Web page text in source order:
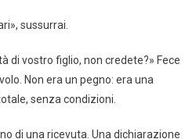
sussurrai.
di vostro figlio, non credete?» Fece
Non era un pegno: era una
senza condizioni.
di una ricevuta. Una dichiarazione